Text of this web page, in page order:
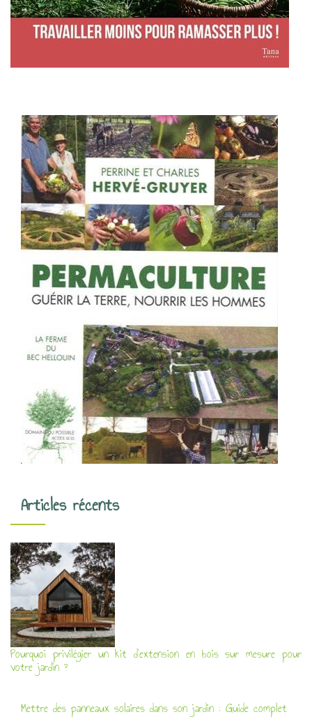
Articles récents
Pourquoi privilégier un kit d’extension en bois sur mesure pour
votre jardin ?
Mettre des panneaux solaires dans son jardin : Guide complet